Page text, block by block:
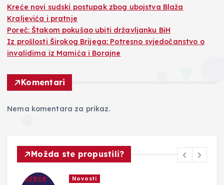
Kreće novi sudski postupak zbog ubojstva Blaža
Kraljevića i pratnje
Poreč: Štakom pokušao ubiti državljanku BiH
Iz prošlosti Širokog Brijega: Potresno svjedočanstvo o
invalidima iz Mamića i Borajne
Komentari
Nema komentara za prikaz.
Možda ste propustili?